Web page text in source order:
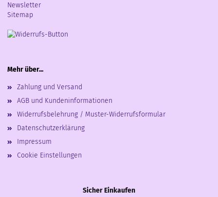
Newsletter
Sitemap
Mehr über...
Zahlung und Versand
AGB und Kundeninformationen
Widerrufsbelehrung / Muster-Widerrufsformular
Datenschutzerklärung
Impressum
Cookie Einstellungen
Sicher Einkaufen